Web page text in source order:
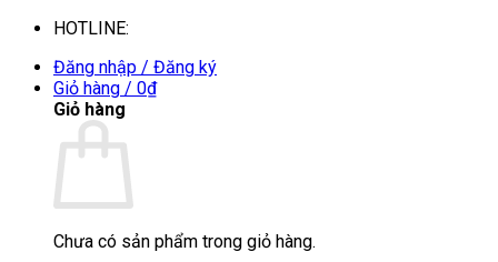
dung
HOTLINE:
Đăng nhập / Đăng ký
Giỏ hàng / 0₫
Giỏ hàng
Chưa có sản phẩm trong giỏ hàng.